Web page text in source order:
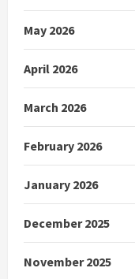
May 2026
April 2026
March 2026
February 2026
January 2026
December 2025
November 2025